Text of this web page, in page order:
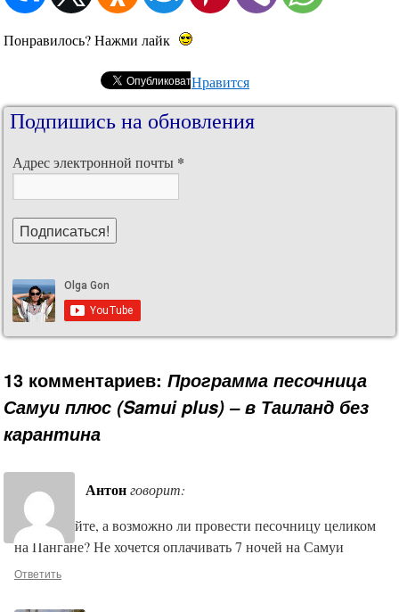
Понравилось? Нажми лайк
Нравится
Подпишись на обновления
Адрес электронной почты *
13 комментариев: Программа песочница
Самуи плюс (Samui plus) – в Таиланд без
карантина
Антонговорит:
Здравствуйте, а возможно ли провести песочницу целиком
на Пангане? Не хочется оплачивать 7 ночей на Самуи
Ответить